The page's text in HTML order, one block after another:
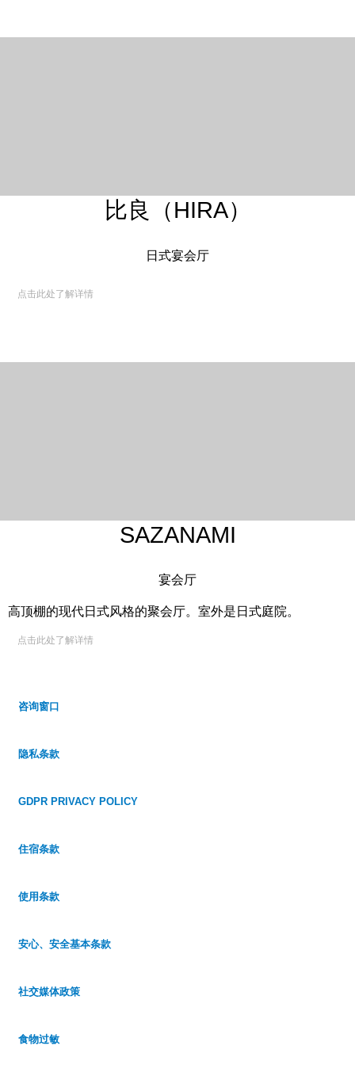
比良（HIRA）
日式宴会厅
点击此处了解详情
SAZANAMI
宴会厅
高顶棚的现代日式风格的聚会厅。室外是日式庭院。
点击此处了解详情
咨询窗口
隐私条款
GDPR PRIVACY POLICY
住宿条款
使用条款
安心、安全基本条款
社交媒体政策
食物过敏